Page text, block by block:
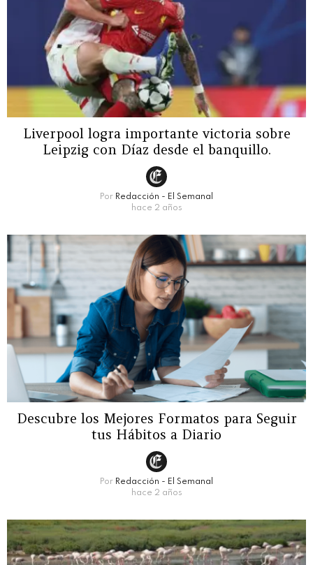
Liverpool logra importante victoria sobre
Leipzig con Díaz desde el banquillo.
Por Redacción - El Semanal
hace 2 años
Descubre los Mejores Formatos para Seguir
tus Hábitos a Diario
Por Redacción - El Semanal
hace 2 años